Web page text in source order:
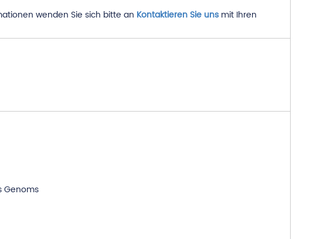
wenden Sie sich bitte an Kontaktieren Sie unsmit Ihren
Genoms